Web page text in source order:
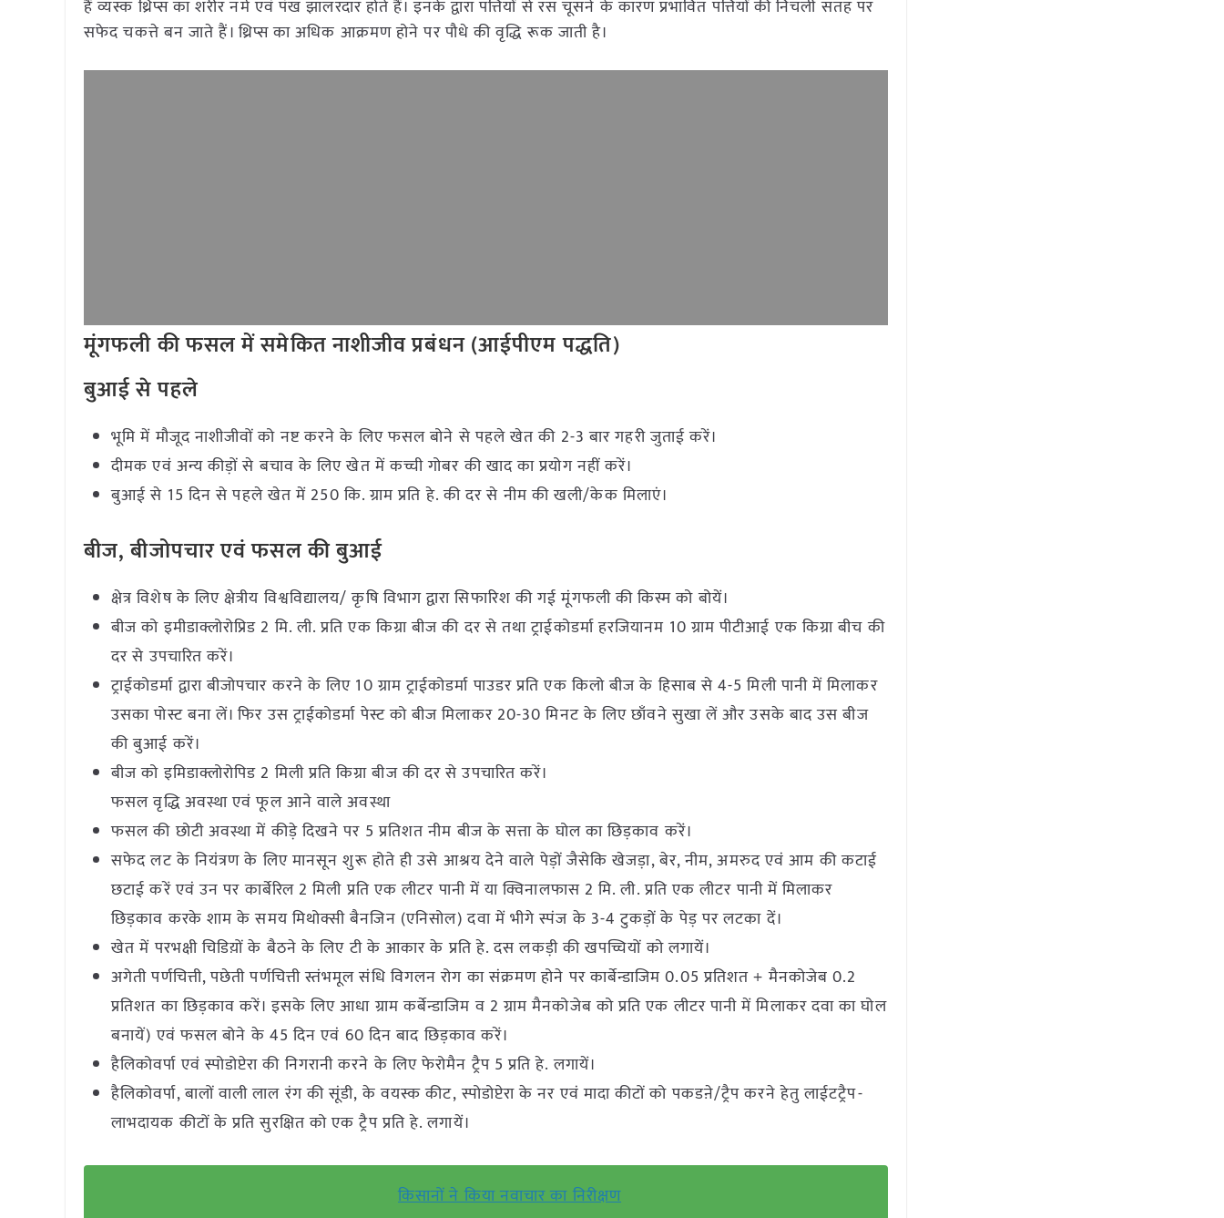
हैं व्यस्क थ्रिप्स का शरीर नर्म एवं पंख झालरदार होते हैं। इनके द्वारा पत्तियों से रस चूसने के कारण प्रभावित पत्तियों की निचली सतह पर
सफेद चकत्ते बन जाते हैं। थ्रिप्स का अधिक आक्रमण होने पर पौधे की वृद्धि रूक जाती है।
मूंगफली की फसल में समेकित नाशीजीव प्रबंधन (आईपीएम पद्धति)
बुआई से पहले
भूमि में मौजूद नाशीजीवों को नष्ट करने के लिए फसल बोने से पहले खेत की 2-3 बार गहरी जुताई करें।
दीमक एवं अन्य कीड़ों से बचाव के लिए खेत में कच्ची गोबर की खाद का प्रयोग नहीं करें।
बुआई से 15 दिन से पहले खेत में 250 कि. ग्राम प्रति हे. की दर से नीम की खली/केक मिलाएं।
बीज, बीजोपचार एवं फसल की बुआई
क्षेत्र विशेष के लिए क्षेत्रीय विश्वविद्यालय/ कृषि विभाग द्वारा सिफारिश की गई मूंगफली की किस्म को बोयें।
बीज को इमीडाक्लोरोप्रिड 2 मि. ली. प्रति एक किग्रा बीज की दर से तथा ट्राईकोडर्मा हरजियानम 10 ग्राम पीटीआई एक किग्रा बीच की
दर से उपचारित करें।
ट्राईकोडर्मा द्वारा बीजोपचार करने के लिए 10 ग्राम ट्राईकोडर्मा पाउडर प्रति एक किलो बीज के हिसाब से 4-5 मिली पानी में मिलाकर
उसका पोस्ट बना लें। फिर उस ट्राईकोडर्मा पेस्ट को बीज मिलाकर 20-30 मिनट के लिए छाँवने सुखा लें और उसके बाद उस बीज
की बुआई करें।
बीज को इमिडाक्लोरोपिड 2 मिली प्रति किग्रा बीज की दर से उपचारित करें।
फसल वृद्धि अवस्था एवं फूल आने वाले अवस्था
फसल की छोटी अवस्था में कीड़े दिखने पर 5 प्रतिशत नीम बीज के सत्ता के घोल का छिड़काव करें।
सफेद लट के नियंत्रण के लिए मानसून शुरू होते ही उसे आश्रय देने वाले पेड़ों जैसेकि खेजड़ा, बेर, नीम, अमरुद एवं आम की कटाई
छटाई करें एवं उन पर कार्बेरिल 2 मिली प्रति एक लीटर पानी में या क्विनालफास 2 मि. ली. प्रति एक लीटर पानी में मिलाकर
छिड़काव करके शाम के समय मिथोक्सी बैनजिन (एनिसोल) दवा में भीगे स्पंज के 3-4 टुकड़ों के पेड़ पर लटका दें।
खेत में परभक्षी चिडिय़ों के बैठने के लिए टी के आकार के प्रति हे. दस लकड़ी की खपच्चियों को लगायें।
अगेती पर्णचित्ती, पछेती पर्णचित्ती स्तंभमूल संधि विगलन रोग का संक्रमण होने पर कार्बेन्डाजिम 0.05 प्रतिशत + मैनकोजेब 0.2
प्रतिशत का छिड़काव करें। इसके लिए आधा ग्राम कर्बेन्डाजिम व 2 ग्राम मैनकोजेब को प्रति एक लीटर पानी में मिलाकर दवा का घोल
बनायें) एवं फसल बोने के 45 दिन एवं 60 दिन बाद छिड़काव करें।
हैलिकोवर्पा एवं स्पोडोप्टेरा की निगरानी करने के लिए फेरोमैन ट्रैप 5 प्रति हे. लगायें।
हैलिकोवर्पा, बालों वाली लाल रंग की सूंडी, के वयस्क कीट, स्पोडोप्टेरा के नर एवं मादा कीटों को पकडऩे/ट्रैप करने हेतु लाईटट्रैप-
लाभदायक कीटों के प्रति सुरक्षित को एक ट्रैप प्रति हे. लगायें।
किसानों ने किया नवाचार का निरीक्षण